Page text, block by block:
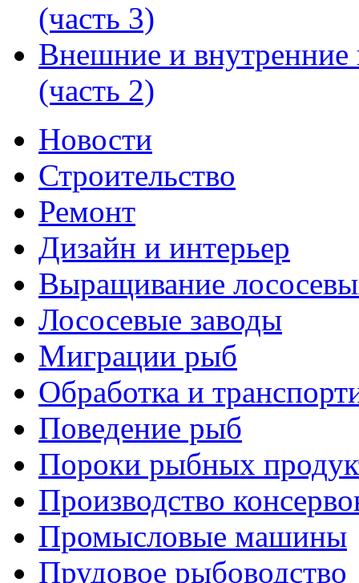
(часть 3)
Внешние и
(часть 2)
Новости
Строительство
Ремонт
Дизайн и интерьер
Выращивание
Лососевые заводы
Миграции рыб
Обработка и
Поведение рыб
Пороки рыбных
Производство
Промысловые машины
Прудовое рыбоводство